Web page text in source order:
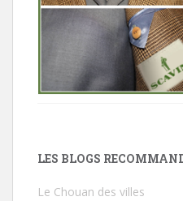
LES BLOGS
Le Chouan des villes